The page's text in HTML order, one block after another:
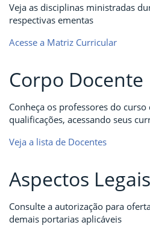
Veja as disciplinas ministradas
respectivas ementas
Acesse a Matriz Curricular
Corpo Docente
Conheça os professores do curso
qualificações, acessando seus
Veja a lista de Docentes
Aspectos Legais
Consulte a autorização para
demais portarias aplicáveis